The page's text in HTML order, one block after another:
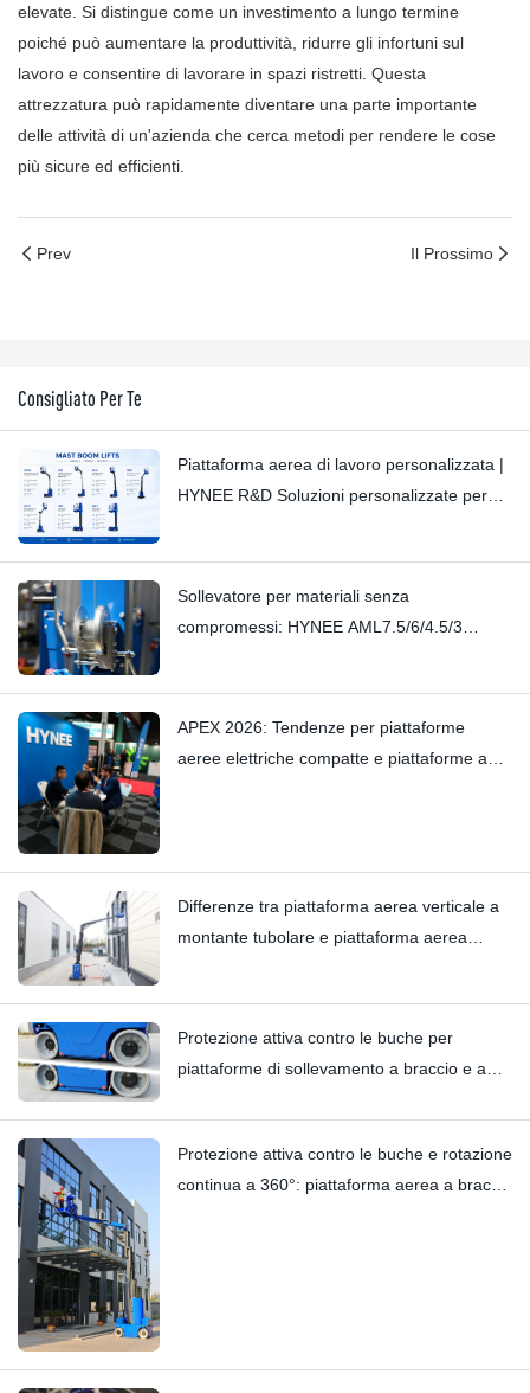
elevate. Si distingue come un investimento a lungo termine
poiché può aumentare la produttività, ridurre gli infortuni sul
lavoro e consentire di lavorare in spazi ristretti. Questa
attrezzatura può rapidamente diventare una parte importante
delle attività di un'azienda che cerca metodi per rendere le cose
più sicure ed efficienti.
Prev Il Prossimo
Consigliato Per Te
Piattaforma aerea di lavoro personalizzata |
HYNEE R&D Soluzioni personalizzate per
Sollevatore per materiali senza
compromessi: HYNEE AML7.5/6/4.5/3
maestria artigianale
APEX 2026: Tendenze per piattaforme
aeree elettriche compatte e piattaforme a
Differenze tra piattaforma aerea verticale a
montante tubolare e piattaforma aerea
Protezione attiva contro le buche per
piattaforme di sollevamento a braccio e a
Protezione attiva contro le buche e rotazione
continua a 360°: piattaforma aerea a braccio